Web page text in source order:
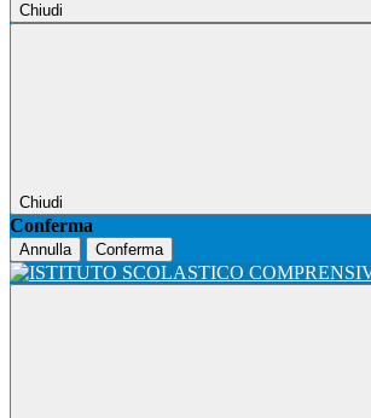
Chiudi
Chiudi
Conferma
Annulla Conferma